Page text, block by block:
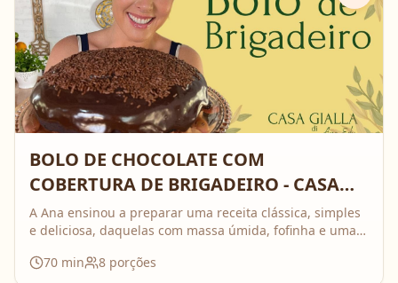
BOLO DE CHOCOLATE COM
COBERTURA DE BRIGADEIRO - CASA
GIALLA
A Ana ensinou a preparar uma receita clássica, simples
e deliciosa, daquelas com massa úmida, fofinha e uma
mundo. Perfeita pra qualquer ocasião (e até pra bolo de
70 min 8 porções